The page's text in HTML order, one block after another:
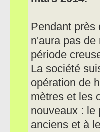
Pendant près
n'aura pas
période
La société
opération de
mètres et les
nouveaux : le
anciens et à